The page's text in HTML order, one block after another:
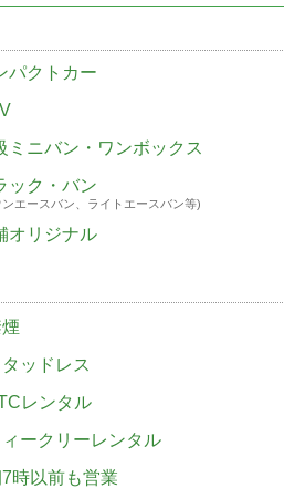
パクトカー
ミニバン・ワンボックス
ック・バン
エースバン、ライトエースバン等)
オリジナル
ッドレス
レンタル
ークリーレンタル
時以前も営業